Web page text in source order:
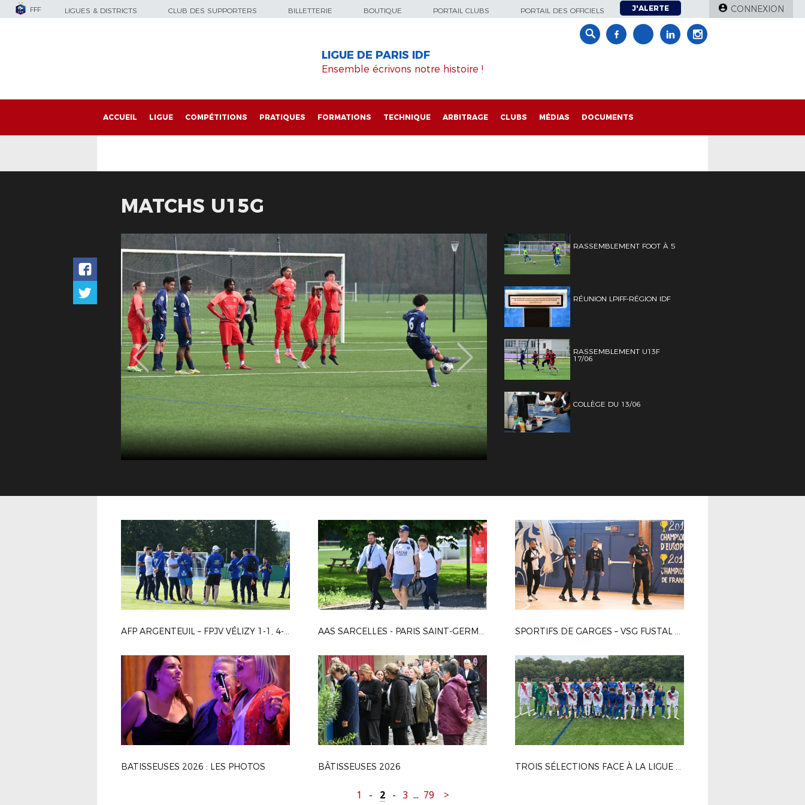
FFF LIGUES & DISTRICTS CLUB DES SUPPORTERS BILLETTERIE BOUTIQUE PORTAIL CLUBS PORTAIL DES OFFICIELS J'ALERTE CONNEXION
LIGUE DE PARIS IDF
Ensemble écrivons notre histoire !
ACCUEIL LIGUE COMPÉTITIONS PRATIQUES FORMATIONS TECHNIQUE ARBITRAGE CLUBS MÉDIAS DOCUMENTS
MATCHS U15G
RASSEMBLEMENT FOOT À 5
RÉUNION LPIFF-RÉGION IDF
RASSEMBLEMENT U13F
17/06
COLLÈGE DU 13/06
AFP ARGENTEUIL – FPJV VÉLIZY 1-1, 4-2 T.A.B. AAS SARCELLES - PARIS SAINT-GERMAIN 2 0-3 SPORTIFS DE GARGES – VSG FUSTAL 5-7
BATISSEUSES 2026 : LES PHOTOS BÂTISSEUSES 2026 TROIS SÉLECTIONS FACE À LA LIGUE NORMANDIE
1 - 2 - 3 ... 79 >